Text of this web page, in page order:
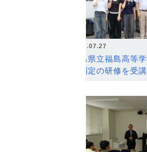
2026.07.27
福島県立福島高等
ン測定の研修を受講